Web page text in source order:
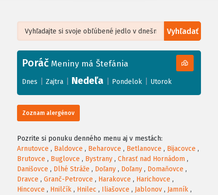
Vyhľadať
+
−
Leaflet| ©OpenStreetMap, Tiles courtesy ofHumanitarian OpenStreetMap
Poráč Meniny má Štefánia
Dnes Zajtra Nedeľa Pondelok Utorok
Zoznam alergénov
Pozrite si ponuku denného menu aj v mestách:
Arnutovce , Baldovce , Beharovce , Betlanovce , Bijacovce ,
Brutovce , Buglovce , Bystrany , Chrasť nad Hornádom ,
Danišovce , Dlhé Stráže , Doľany , Doľany , Domaňovce ,
Dravce , Granč-Petrovce , Harakovce , Harichovce ,
Hincovce , Hnilčík , Hnilec , Iliašovce , Jablonov , Jamník ,